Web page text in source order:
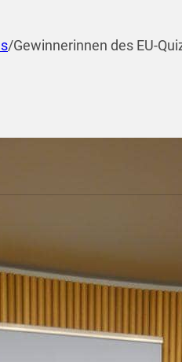
/Gewinnerinnen des EU-